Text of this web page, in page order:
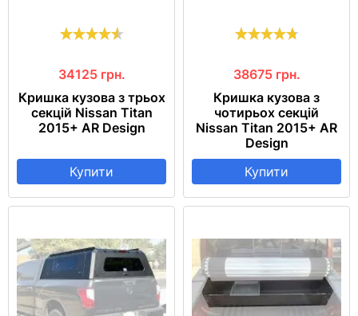
34125 грн.
Кришка кузова з трьох
секцій Nissan Titan
2015+ AR Design
Купити
38675 грн.
Кришка кузова з
чотирьох секцій
Nissan Titan 2015+ AR
Design
Купити